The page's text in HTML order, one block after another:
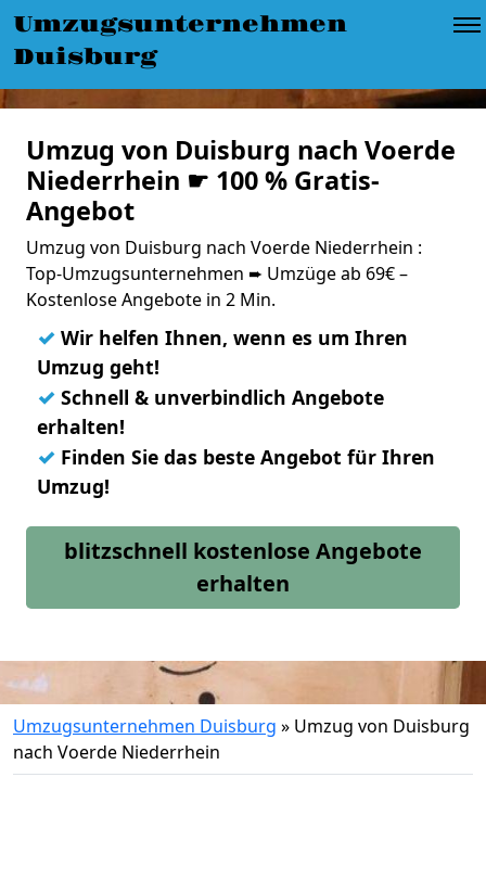
Umzugsunternehmen
Duisburg
Umzug von Duisburg nach Voerde
Niederrhein ☛ 100 % Gratis-
Angebot
Umzug von Duisburg nach Voerde Niederrhein :
Top-Umzugsunternehmen ➨ Umzüge ab 69€ –
Kostenlose Angebote in 2 Min.
✓ Wir helfen Ihnen, wenn es um Ihren
Umzug geht!
✓ Schnell & unverbindlich Angebote
erhalten!
✓ Finden Sie das beste Angebot für Ihren
Umzug!
blitzschnell kostenlose Angebote
erhalten
Umzugsunternehmen Duisburg » Umzug von Duisburg
nach Voerde Niederrhein